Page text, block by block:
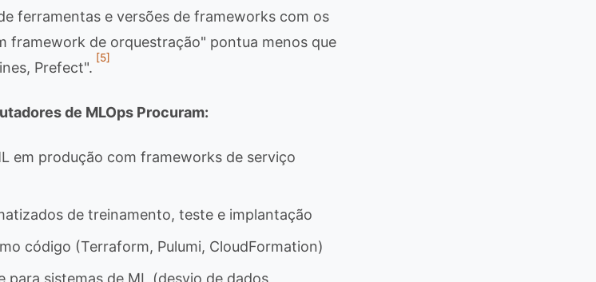
ferramentas e versões de frameworks com os
framework de orquestração" pontua menos que
Prefect".
[5]
de MLOps Procuram:
em produção com frameworks de serviço
de treinamento, teste e implantação
código (Terraform, Pulumi, CloudFormation)
sistemas de ML (desvio de dados,